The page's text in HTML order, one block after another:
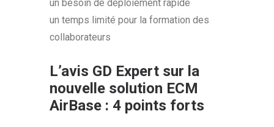
un besoin de déploiement rapide
un temps limité pour la formation des
collaborateurs
L’avis GD Expert sur la
nouvelle solution ECM
AirBase : 4 points forts